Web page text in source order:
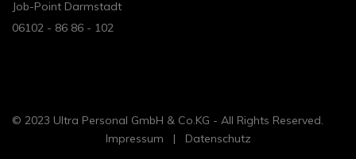
Job-Point Darmstadt
06102 - 86 86 - 102
© 2023 Ultra Personal GmbH & Co.KG - All Rights Reserved.
Impressum
| Datenschutz